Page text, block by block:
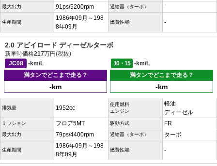
最大出力 91ps/5200rpm 過給器（ターボ） -
生産期間
1986年09月～198
8年09月
燃費性能 -
2.0 アビイロード ディーゼルターボ
新車時価格217万円(税抜)
JC08
-km/L 10・15
-km/L
満タンでどこまで走る？
-km
満タンでどこまで走る？
-km
排気量 1952cc
使用燃料
エンジン
軽油
ディーゼル
ミッション フロア5MT 駆動方式 FR
最大出力 79ps/4400rpm 過給器（ターボ） ターボ
生産期間
1986年09月～198
8年09月
燃費性能 -